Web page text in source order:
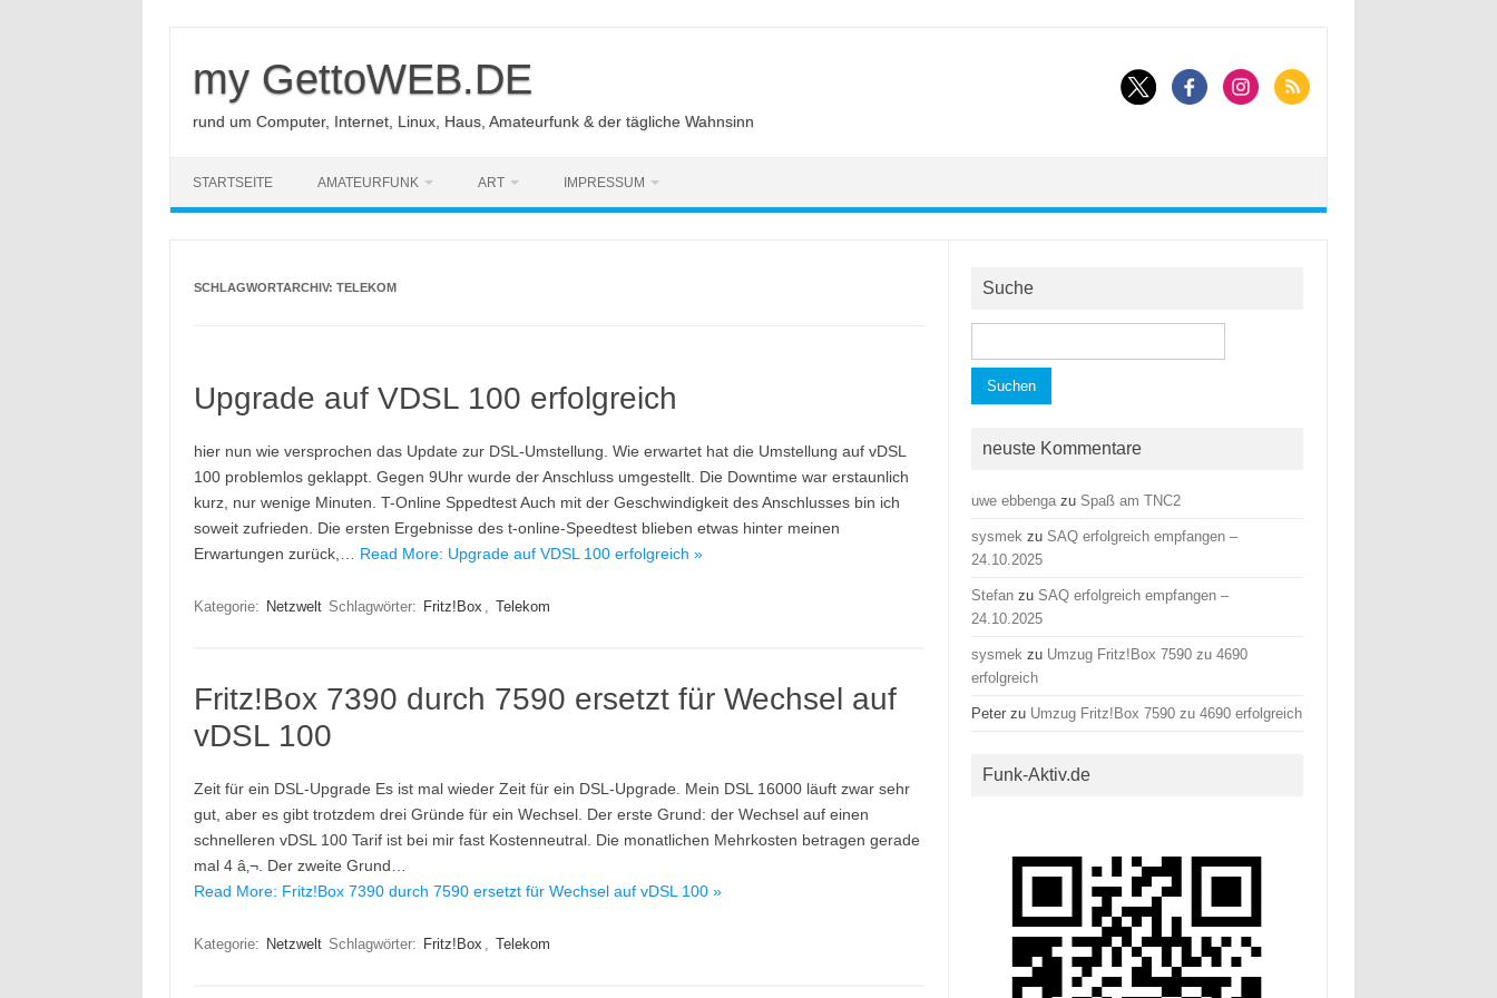
my GettoWEB.DE
rund um Computer, Internet, Linux, Haus, Amateurfunk & der tägliche Wahnsinn
STARTSEITE AMATEURFUNK ART IMPRESSUM
SCHLAGWORTARCHIV: TELEKOM
Upgrade auf VDSL 100 erfolgreich
hier nun wie versprochen das Update zur DSL-Umstellung. Wie erwartet hat die Umstellung auf vDSL
100 problemlos geklappt. Gegen 9Uhr wurde der Anschluss umgestellt. Die Downtime war erstaunlich
kurz, nur wenige Minuten. T-Online Sppedtest Auch mit der Geschwindigkeit des Anschlusses bin ich
soweit zufrieden. Die ersten Ergebnisse des t-online-Speedtest blieben etwas hinter meinen
Erwartungen zurück,… Read More: Upgrade auf VDSL 100 erfolgreich »
Kategorie: Netzwelt Schlagwörter: Fritz!Box , Telekom
Fritz!Box 7390 durch 7590 ersetzt für Wechsel auf
vDSL 100
Zeit für ein DSL-Upgrade Es ist mal wieder Zeit für ein DSL-Upgrade. Mein DSL 16000 läuft zwar sehr
gut, aber es gibt trotzdem drei Gründe für ein Wechsel. Der erste Grund: der Wechsel auf einen
schnelleren vDSL 100 Tarif ist bei mir fast Kostenneutral. Die monatlichen Mehrkosten betragen gerade
mal 4 â‚¬. Der zweite Grund…
Read More: Fritz!Box 7390 durch 7590 ersetzt für Wechsel auf vDSL 100 »
Kategorie: Netzwelt Schlagwörter: Fritz!Box , Telekom
Suche
nach:
neuste Kommentare
uwe ebbenga zu Spaß am TNC2
sysmek zu SAQ erfolgreich empfangen –
24.10.2025
Stefan zu SAQ erfolgreich empfangen –
24.10.2025
sysmek zu Umzug Fritz!Box 7590 zu 4690
erfolgreich
Peter zu Umzug Fritz!Box 7590 zu 4690 erfolgreich
Funk-Aktiv.de